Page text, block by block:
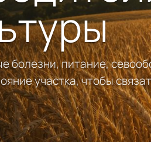
питание,
участка, чтобы